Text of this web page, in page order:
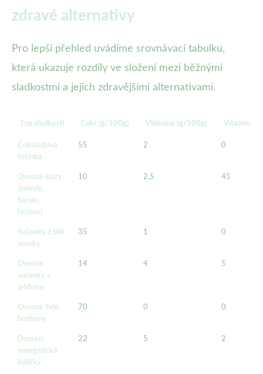
zdravé alternativy
Pro lepší přehled uvádíme srovnávací tabulku,
která ukazuje rozdíly ve složení mezi běžnými
sladkostmi a jejich zdravějšími alternativami.
Typ sladkosti Cukr (g/100g) Vláknina (g/100g) Vitamín C
Čokoládová
tyčinka
55 2 0
Ovocné špízy
(jahody,
banán,
hrozny)
10 2,5 45
Sušenky z bílé
mouky
35 1 0
Ovesné
sušenky s
jablkem
14 4 5
Ovocné želé
bonbóny
70 0 0
Domácí
energetické
kuličky
22 5 2